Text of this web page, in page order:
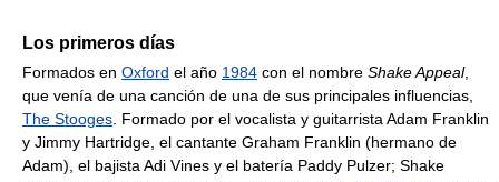
Los primeros días
Formados en Oxford el año 1984 con el nombre Shake Appeal,
que venía de una canción de una de sus principales influencias,
The Stooges . Formado por el vocalista y guitarrista Adam Franklin
y Jimmy Hartridge, el cantante Graham Franklin (hermano de
Adam), el bajista Adi Vines y el batería Paddy Pulzer; Shake